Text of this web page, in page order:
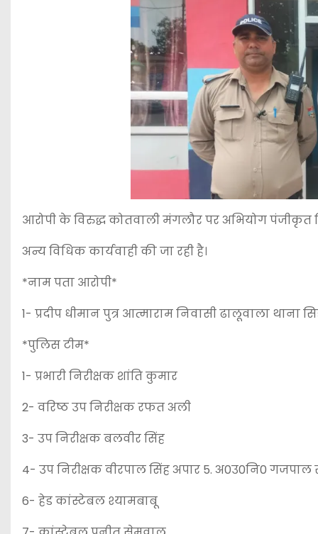
आरोपी के विरुद्ध कोतवाली मंगलौर पर अभियोग पंजीकृत
अन्य विधिक कार्यवाही की जा रही है।
*नाम पता आरोपी*
1- प्रदीप धीमान पुत्र आत्माराम निवासी ढालूवाला थाना
*पुलिस टीम*
1- प्रभारी निरीक्षक शांति कुमार
2- वरिष्ठ उप निरीक्षक रफत अली
3- उप निरीक्षक बलवीर सिंह
4- उप निरीक्षक वीरपाल सिंह अपार 5. अ0उ0नि0 गजपाल
6- हेड कांस्टेबल श्यामबाबू